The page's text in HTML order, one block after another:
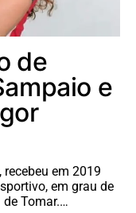
de
e
em 2019
em grau de
Tomar.…